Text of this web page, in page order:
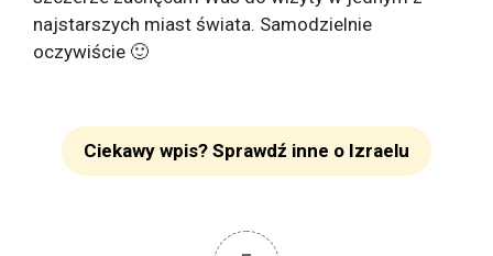
najstarszych miast świata. Samodzielnie
oczywiście 🙂
Ciekawy wpis? Sprawdź inne o Izraelu